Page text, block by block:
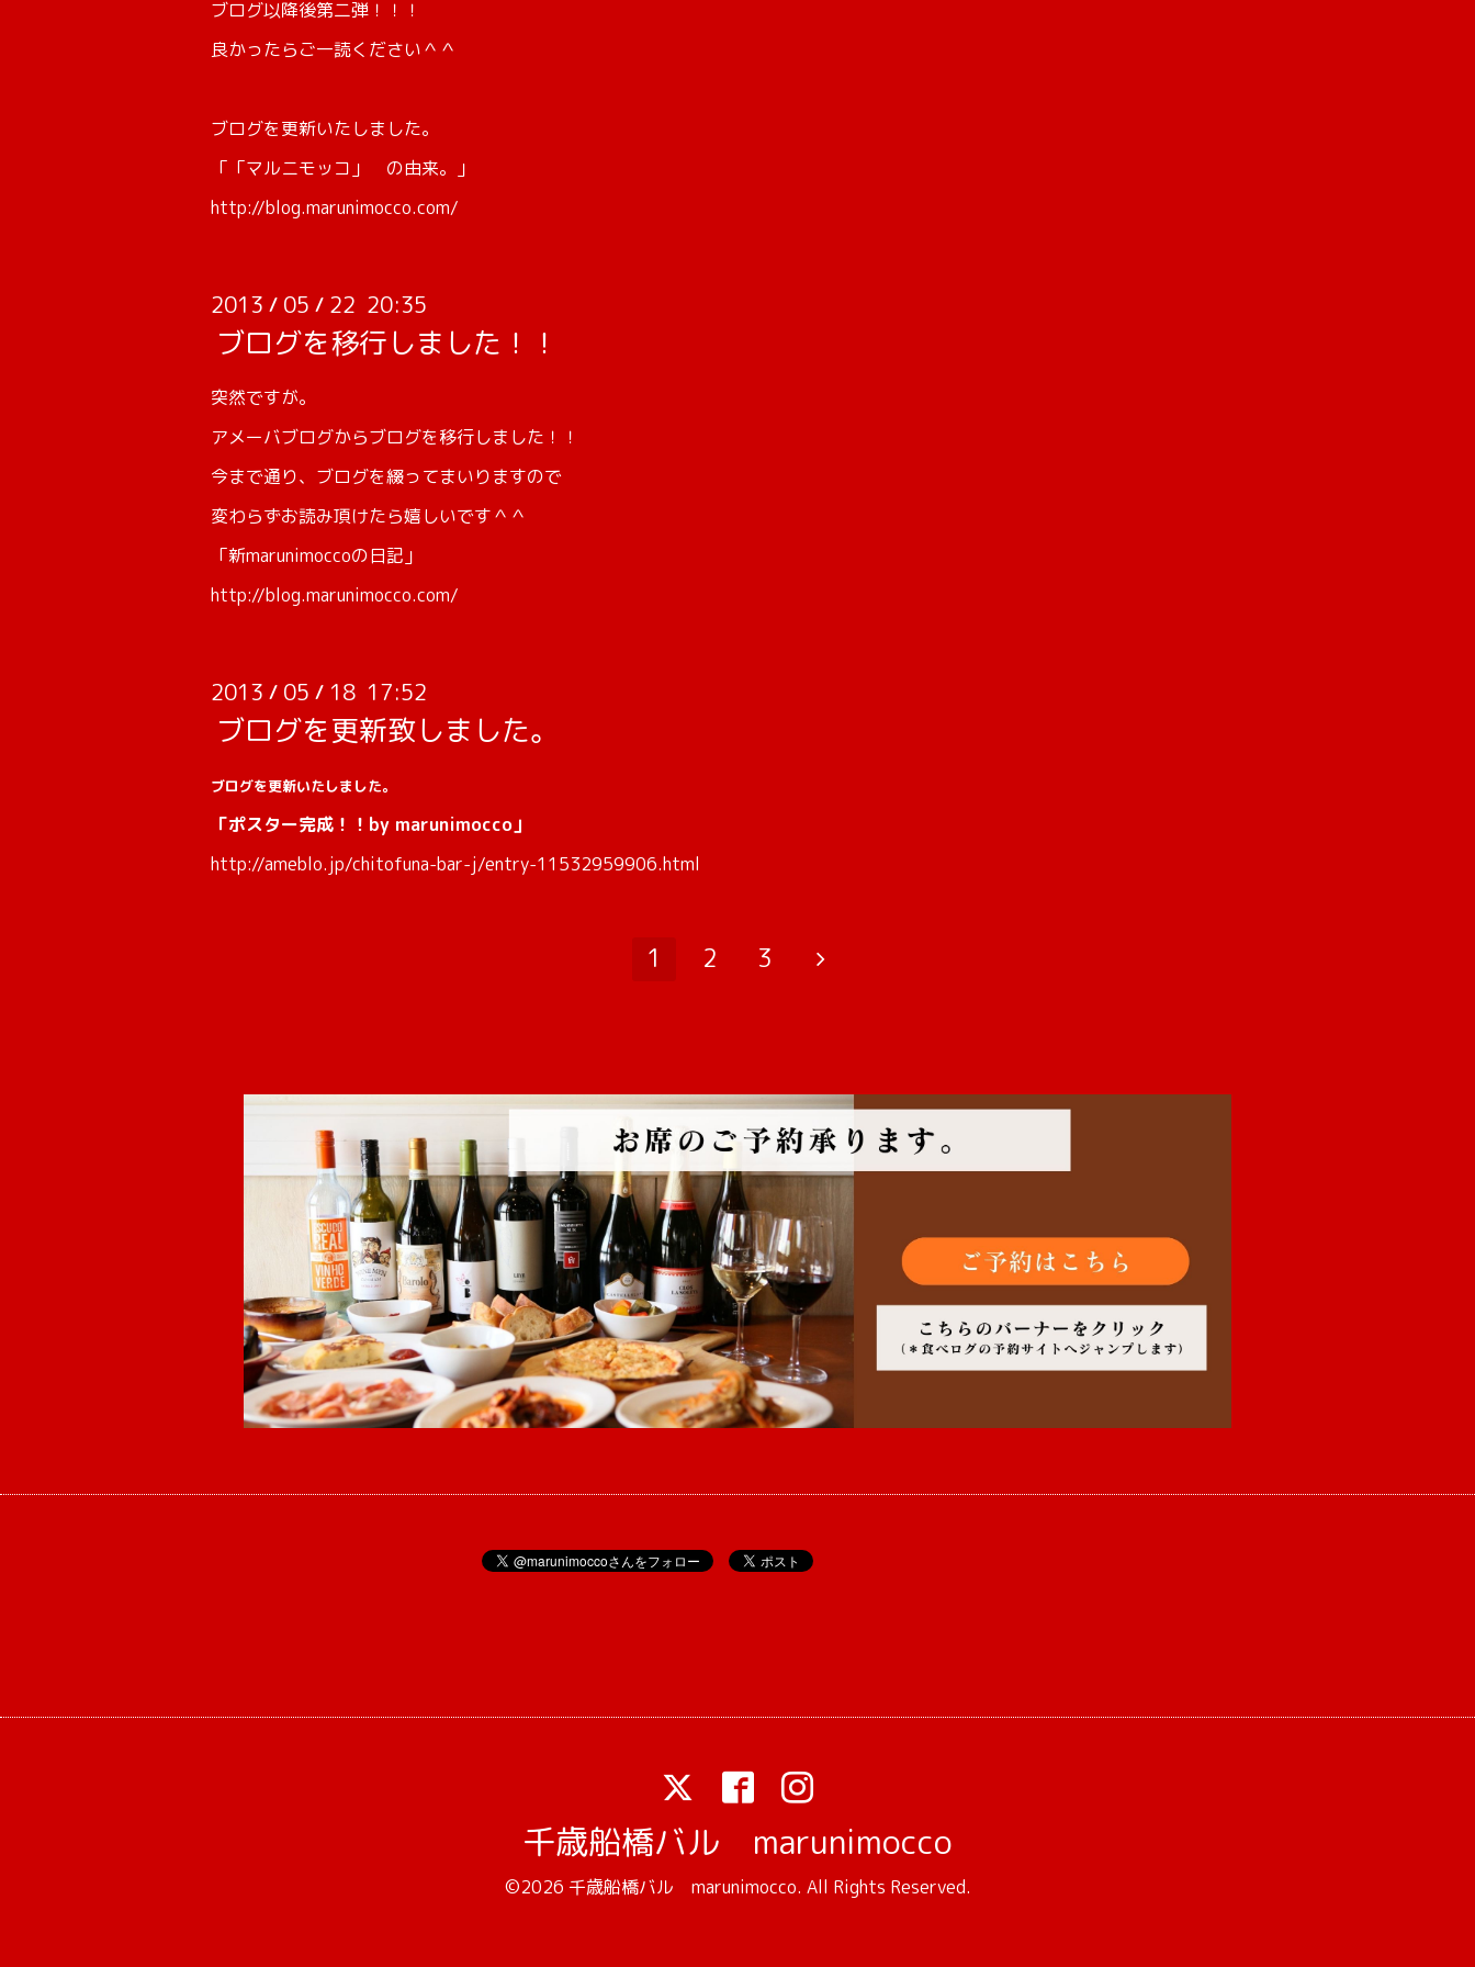
ブログ以降後第二弾！！！
良かったらご一読ください＾＾
ブログを更新いたしました。
「「マルニモッコ」 の由来。」
http://blog.marunimocco.com/
2013 / 05 / 22 20:35
ブログを移行しました！！
突然ですが。
アメーバブログからブログを移行しました！！
今まで通り、ブログを綴ってまいりますので
変わらずお読み頂けたら嬉しいです＾＾
「新marunimoccoの日記」
http://blog.marunimocco.com/
2013 / 05 / 18 17:52
ブログを更新致しました。
ブログを更新いたしました。
「ポスター完成！！by marunimocco」
http://ameblo.jp/chitofuna-bar-j/entry-11532959906.html
1 2 3
千歳船橋バル marunimocco
©2026 千歳船橋バル marunimocco. All Rights Reserved.